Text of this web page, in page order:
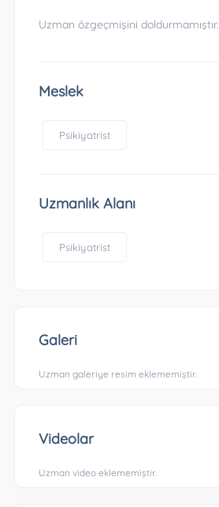
Uzman özgeçmişini doldurmamıştır.
Meslek
Psikiyatrist
Uzmanlık Alanı
Psikiyatrist
Galeri
Uzman galeriye resim eklememiştir.
Videolar
Uzman video eklememiştir.